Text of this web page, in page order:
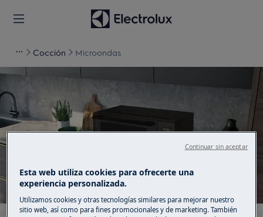
Cocción Microondas
Apoyo para Microondas
Esta web utiliza cookies para ofrecerte una
experiencia personalizada.
Utilizamos cookies y otras tecnologías similares para mejorar nuestro
sitio web, así como para fines promocionales y de marketing. También
Continuar sin aceptar